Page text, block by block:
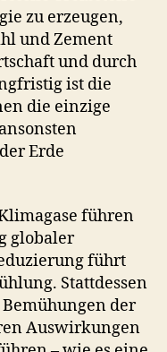
zu erzeugen,
und Zement
und durch
ist die
die einzige
Erde
führen
globaler
führt
Stattdessen
Bemühungen der
Auswirkungen